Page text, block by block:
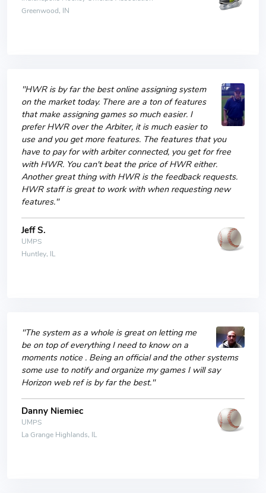
Greenwood, IN
"HWR is by far the best online assigning system
on the market today. There are a ton of features
that make assigning games so much easier. I
prefer HWR over the Arbiter, it is much easier to
use and you get more features. The features that you
have to pay for with arbiter connected, you get for free
with HWR. You can't beat the price of HWR either.
Another great thing with HWR is the feedback requests.
HWR staff is great to work with when requesting new
features."
Jeff S.
UMPS
Huntley, IL
"The system as a whole is great on letting me
be on top of everything I need to know on a
moments notice . Being an official and the other systems
some use to notify and organize my games I will say
Horizon web ref is by far the best."
Danny Niemiec
UMPS
La Grange Highlands, IL